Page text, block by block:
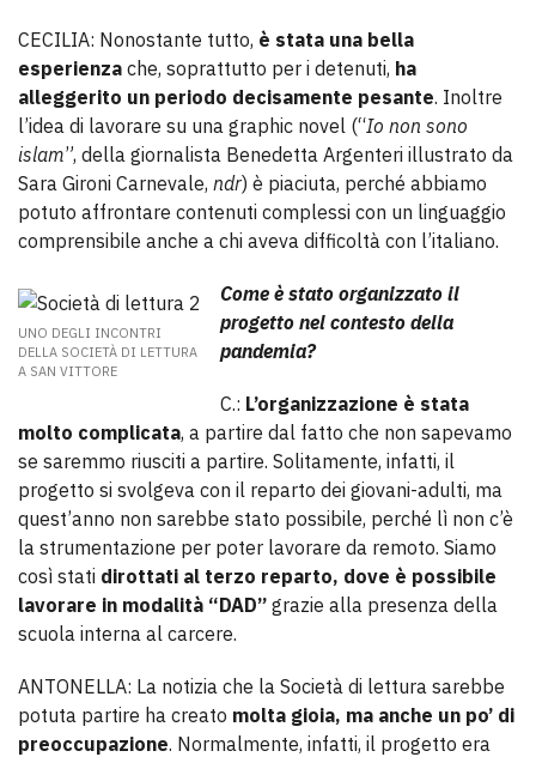
CECILIA: Nonostante tutto, è stata una bella
esperienza che, soprattutto per i detenuti, ha
alleggerito un periodo decisamente pesante. Inoltre
l’idea di lavorare su una graphic novel (“Io non sono
islam”, della giornalista Benedetta Argenteri illustrato da
Sara Gironi Carnevale, ndr) è piaciuta, perché abbiamo
potuto affrontare contenuti complessi con un linguaggio
comprensibile anche a chi aveva difficoltà con l’italiano.
UNO DEGLI INCONTRI
DELLA SOCIETÀ DI LETTURA
A SAN VITTORE
Come è stato organizzato il
progetto nel contesto della
pandemia?
C.: L’organizzazione è stata
molto complicata, a partire dal fatto che non sapevamo
se saremmo riusciti a partire. Solitamente, infatti, il
progetto si svolgeva con il reparto dei giovani-adulti, ma
quest’anno non sarebbe stato possibile, perché lì non c’è
la strumentazione per poter lavorare da remoto. Siamo
così stati dirottati al terzo reparto, dove è possibile
lavorare in modalità “DAD” grazie alla presenza della
scuola interna al carcere.
ANTONELLA: La notizia che la Società di lettura sarebbe
potuta partire ha creato molta gioia, ma anche un po’ di
preoccupazione. Normalmente, infatti, il progetto era